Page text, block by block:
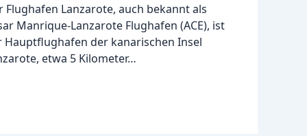
Flughafen Lanzarote, auch bekannt als
Manrique-Lanzarote Flughafen (ACE), ist
Hauptflughafen der kanarischen Insel
etwa 5 Kilometer…